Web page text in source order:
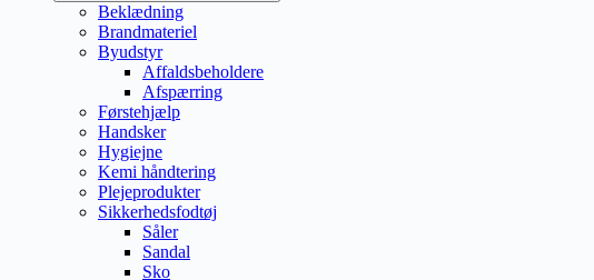
Beklædning
Brandmateriel
Byudstyr
Affaldsbeholdere
Afspærring
Førstehjælp
Handsker
Hygiejne
Kemi håndtering
Plejeprodukter
Sikkerhedsfodtøj
Såler
Sandal
Sko